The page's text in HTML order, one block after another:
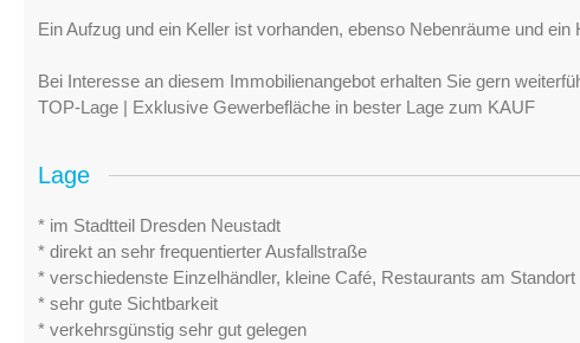
Ein Aufzug und ein Keller ist vorhanden, ebenso Nebenräume und
Bei Interesse an diesem Immobilienangebot erhalten Sie gern
TOP-Lage | Exklusive Gewerbefläche in bester Lage zum KAUF
Lage
* im Stadtteil Dresden Neustadt
* direkt an sehr frequentierter Ausfallstraße
* verschiedenste Einzelhändler, kleine Café, Restaurants am Standort
* sehr gute Sichtbarkeit
* verkehrsgünstig sehr gut gelegen